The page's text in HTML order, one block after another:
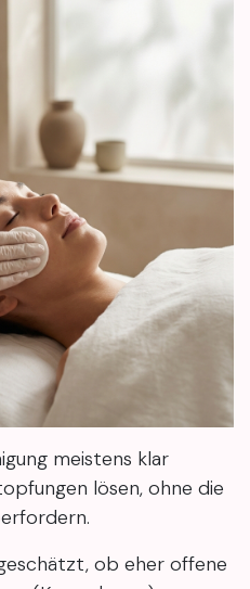
meistens klar
lösen, ohne die
ob eher offene